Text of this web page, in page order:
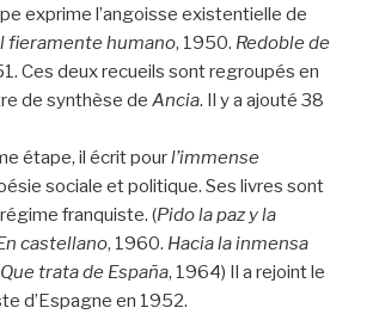
exprime l’angoisse existentielle de
fieramente humano, 1950. Redoble de
Ces deux recueils sont regroupés en
de synthèse de Ancia. Il y a ajouté 38
étape, il écritpourl’immense
sociale et politique. Ses livres sont
franquiste. (Pido la paz y la
castellano, 1960. Hacia la inmensa
Que trata de España, 1964) Il a rejoint le
d’Espagne en 1952.